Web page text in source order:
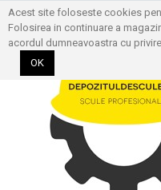
Acest site foloseste cookies
Folosirea in continuare a
acordul dumneavoastra cu
OK